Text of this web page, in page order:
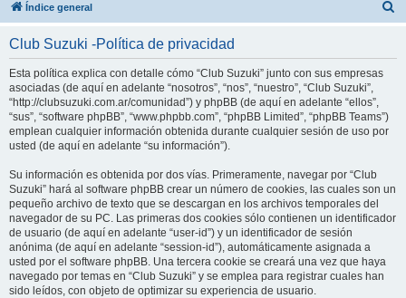
Índice general
Club Suzuki -Política de privacidad
Esta política explica con detalle cómo “Club Suzuki” junto con sus empresas
asociadas (de aquí en adelante “nosotros”, “nos”, “nuestro”, “Club Suzuki”,
“http://clubsuzuki.com.ar/comunidad”) y phpBB (de aquí en adelante “ellos”,
“sus”, “software phpBB”, “www.phpbb.com”, “phpBB Limited”, “phpBB Teams”)
emplean cualquier información obtenida durante cualquier sesión de uso por
usted (de aquí en adelante “su información”).
Su información es obtenida por dos vías. Primeramente, navegar por “Club
Suzuki” hará al software phpBB crear un número de cookies, las cuales son un
pequeño archivo de texto que se descargan en los archivos temporales del
navegador de su PC. Las primeras dos cookies sólo contienen un identificador
de usuario (de aquí en adelante “user-id”) y un identificador de sesión
anónima (de aquí en adelante “session-id”), automáticamente asignada a
usted por el software phpBB. Una tercera cookie se creará una vez que haya
navegado por temas en “Club Suzuki” y se emplea para registrar cuales han
sido leídos, con objeto de optimizar su experiencia de usuario.